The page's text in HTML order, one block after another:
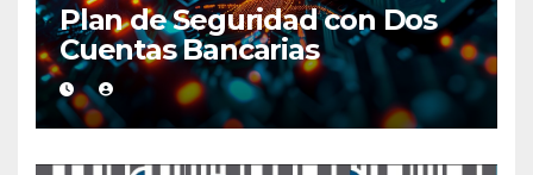
Plan de Seguridad con Dos
Cuentas Bancarias